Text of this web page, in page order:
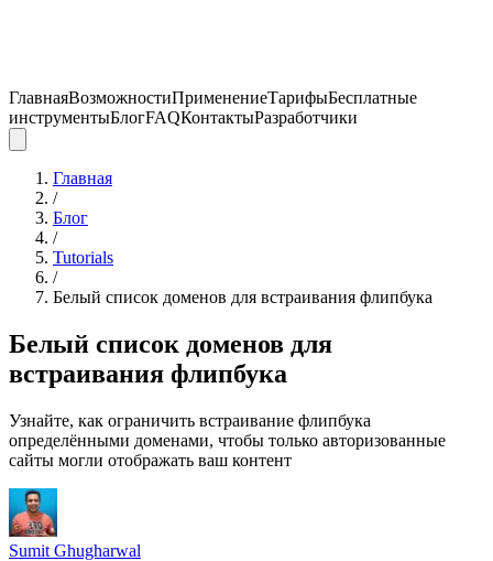
ГлавнаяВозможностиПрименениеТарифыБесплатные
инструментыБлогFAQКонтактыРазработчики
Главная
/
Блог
/
Tutorials
/
Белый список доменов для встраивания флипбука
Белый список доменов для
встраивания флипбука
Узнайте, как ограничить встраивание флипбука
определёнными доменами, чтобы только авторизованные
сайты могли отображать ваш контент
Sumit Ghugharwal